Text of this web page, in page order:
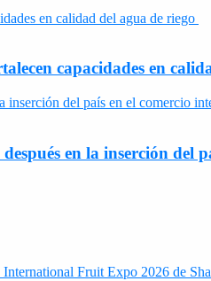
capacidades en
en la inserción del